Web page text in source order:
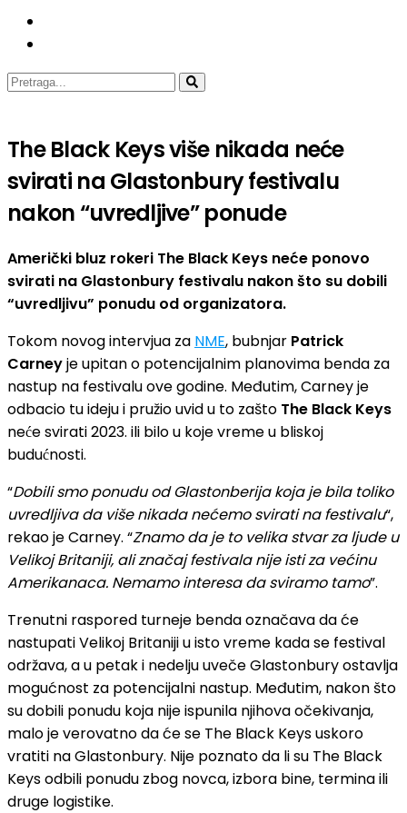
The Black Keys više nikada neće
svirati na Glastonbury festivalu
nakon “uvredljive” ponude
Američki bluz rokeri The Black Keys neće ponovo
svirati na Glastonbury festivalu nakon što su dobili
“uvredljivu” ponudu od organizatora.
Tokom novog intervjua za NME, bubnjar Patrick
Carneyje upitan o potencijalnim planovima benda za
nastup na festivalu ove godine. Međutim, Carney je
odbacio tu ideju i pružio uvid u to zašto The Black Keys
neće svirati 2023. ili bilo u koje vreme u bliskoj
budućnosti.
“Dobili smo ponudu od Glastonberija koja je bila toliko
uvredljiva da više nikada nećemo svirati na festivalu“,
rekao je Carney. “Znamo da je to velika stvar za ljude u
Velikoj Britaniji, ali značaj festivala nije isti za većinu
Amerikanaca. Nemamo interesa da sviramo tamo”.
Trenutni raspored turneje benda označava da će
nastupati Velikoj Britaniji u isto vreme kada se festival
održava, a u petak i nedelju uveče Glastonbury ostavlja
mogućnost za potencijalni nastup. Međutim, nakon što
su dobili ponudu koja nije ispunila njihova očekivanja,
malo je verovatno da će se The Black Keys uskoro
vratiti na Glastonbury. Nije poznato da li su The Black
Keys odbili ponudu zbog novca, izbora bine, termina ili
druge logistike.